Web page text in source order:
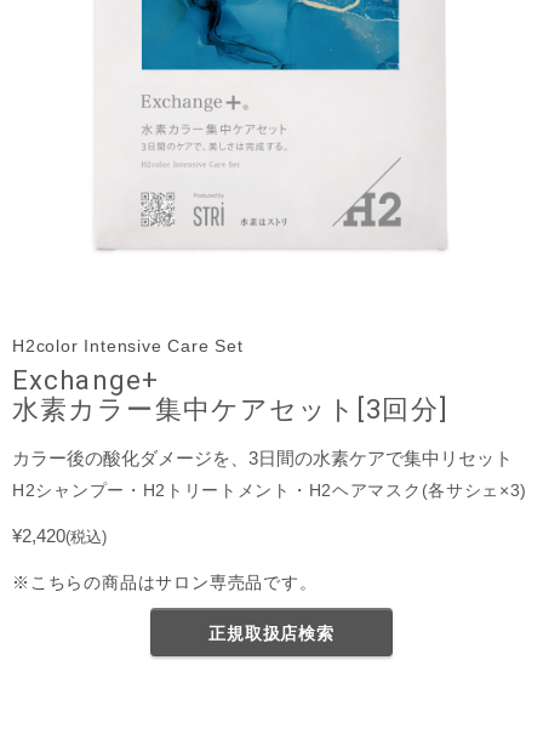
H2color Intensive Care Set
Exchange+
水素カラー集中ケアセット[3回分]
カラー後の酸化ダメージを、3日間の水素ケアで集中リセット
H2シャンプー・H2トリートメント・H2ヘアマスク(各サシェ×3)
¥2,420(税込)
※こちらの商品はサロン専売品です。
正規取扱店検索